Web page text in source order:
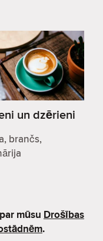
un dzērieni
brančs,
mūsu Drošības
.